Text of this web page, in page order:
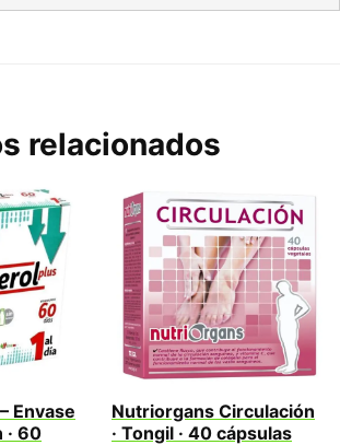
relacionados
Envase
· 60
Nutriorgans Circulación
· Tongil · 40 cápsulas